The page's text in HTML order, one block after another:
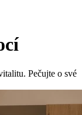
Pečujte o své